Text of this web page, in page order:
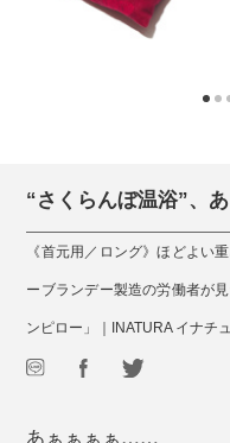
“さくらんぼ温浴”、
《首元用／ロング》ほどよい
ーブランデー製造の労働者が
ンピロー」｜INATURA イナチ
あぁぁぁぁ……